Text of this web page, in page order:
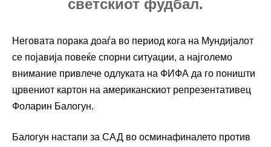
светскиот фудбал.
Неговата порака доаѓа во период кога на Мундијалот
се појавија повеќе спорни ситуации, а најголемо
внимание привлече одлуката на ФИФА да го поништи
црвениот картон на американскиот репрезентативец
Фоларин Балогун.
Балогун настапи за САД во осминафиналето против